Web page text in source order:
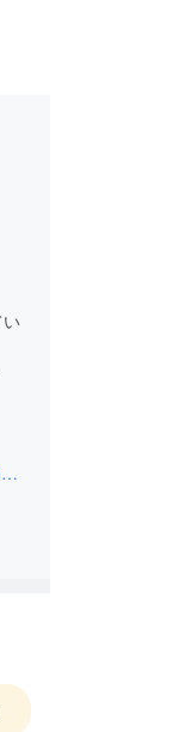
https://www.youtube.com/@%E3%83%8F%E3%83%B3%E3%83%87%E3%83%BC%E3%83%88